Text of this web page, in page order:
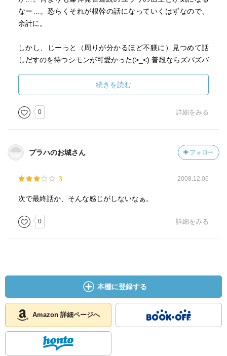
なー…。恐らくそれが根幹の話になっていくはずなので、
余計に。
しかし、じーっと（周りが分かるほど不躾に）見つめて話
しだすのを待つシモンが可愛かった(>_<) 普段ならズバズバ
ら話しだせないシモンなんて珍しくて！！！＞＜
珍しいと言えばベルジュ兄弟がアシュレイと組むというの
も不思議な感じでしたねー。もちろん利害が一致したから
組んでるわけですが。ほーんと、アシュレイって暗躍しす
のは困るみたいなこと言ってたけど、それで本当に慌てん
のかね？おくびにも出さないと思うのよ、内心焦ってても
回を増すごとにシモンのいちゃつきっぷりが減ってな悲し
いよう＞＜
近はちょっと違う内容になってきているので…orz
続きを読む
0 詳細をみる
プラハのお城さん フォロー
3 2008.12.06
次で最終話か、そんな感じがしないなぁ。
0 詳細をみる
本棚に登録する
Amazon 詳細ページへ